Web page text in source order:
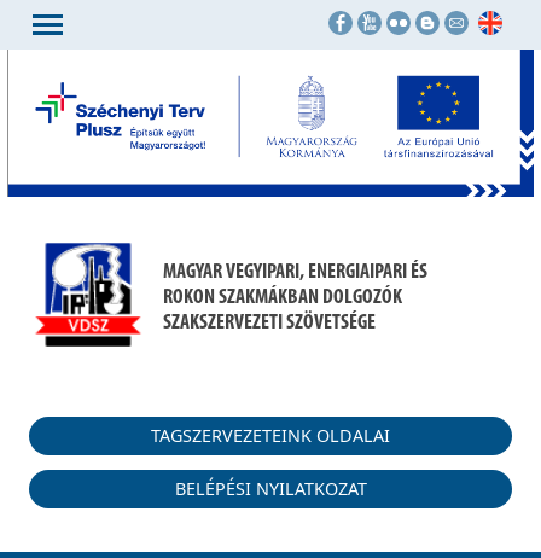
MAGYAR VEGYIPARI, ENERGIAIPARI ÉS
ROKON SZAKMÁKBAN DOLGOZÓK
SZAKSZERVEZETI SZÖVETSÉGE
TAGSZERVEZETEINK OLDALAI
BELÉPÉSI NYILATKOZAT